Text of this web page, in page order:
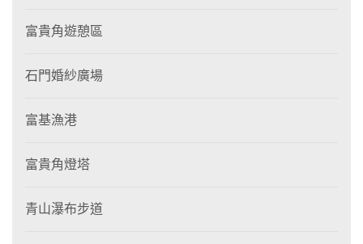
富貴角遊憩區
石門婚紗廣場
富基漁港
富貴角燈塔
青山瀑布步道